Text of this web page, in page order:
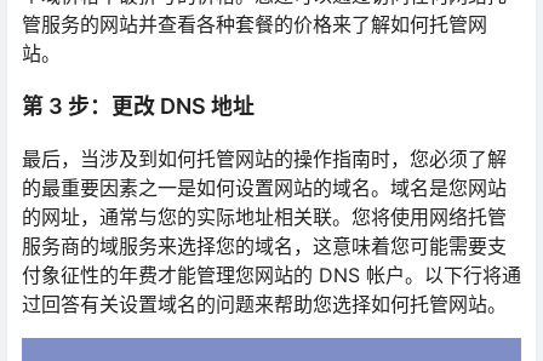
管服务的网站并查看各种套餐的价格来了解如何托管网
站。
第 3 步：更改 DNS 地址
最后，当涉及到如何托管网站的操作指南时，您必须了解
的最重要因素之一是如何设置网站的域名。域名是您网站
的网址，通常与您的实际地址相关联。您将使用网络托管
服务商的域服务来选择您的域名，这意味着您可能需要支
付象征性的年费才能管理您网站的 DNS 帐户。以下行将通
过回答有关设置域名的问题来帮助您选择如何托管网站。